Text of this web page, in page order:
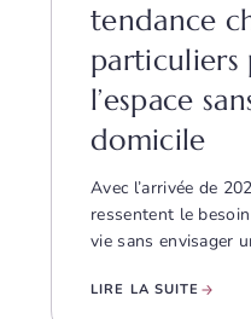
tendance
particuliers
l’espace
domicile
Avec l’arrivée de
ressentent le
vie sans envisager
LIRE LA SUITE